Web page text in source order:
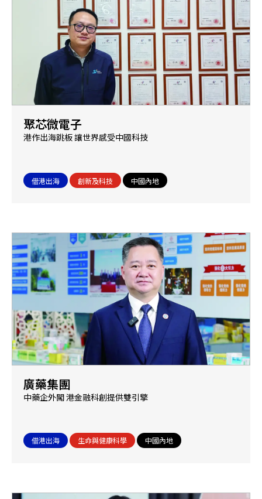
聚芯微電子
港作出海跳板 讓世界感受中國科技
借港出海 創新及科技 中國內地
廣藥集團
中藥企外闖 港金融科創提供雙引擎
借港出海 生命與健康科學 中國內地